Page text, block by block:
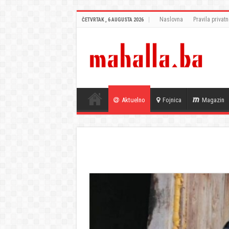
ČETVRTAK , 6 AUGUSTA 2026 Naslovna Pravila
Aktuelno Fojnica Magazin